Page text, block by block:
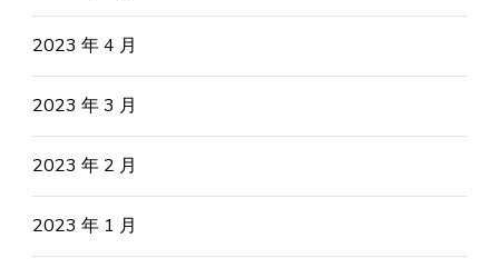
2023 年 4 月
2023 年 3 月
2023 年 2 月
2023 年 1 月